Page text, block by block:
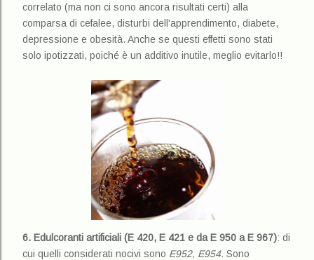
correlato (ma non ci sono ancora risultati certi) alla
comparsa di cefalee, disturbi dell'apprendimento, diabete,
depressione e obesità. Anche se questi effetti sono stati
solo ipotizzati, poiché è un additivo inutile, meglio evitarlo!!
6. Edulcoranti artificiali (E 420, E 421 e da E 950 a E 967): di
cui quelli considerati nocivi sono E952, E954. Sono